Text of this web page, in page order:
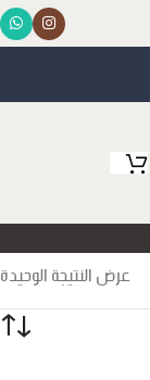
عرض النتيجة الوحيدة